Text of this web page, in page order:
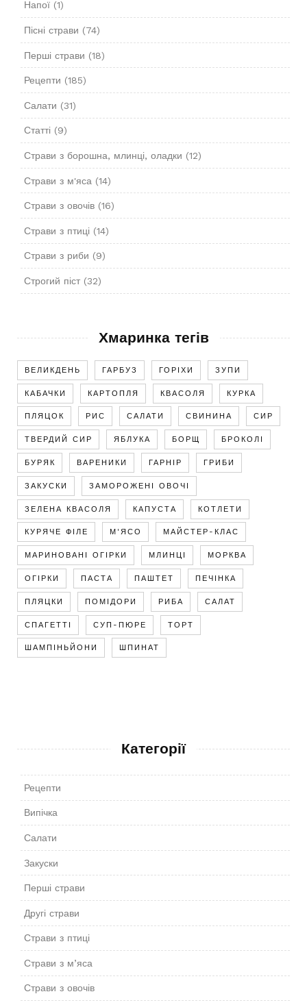
Напої(1)
Пісні страви (74)
Перші страви (18)
Рецепти (185)
Салати (31)
Статті (9)
Страви з борошна, млинці, оладки (12)
Страви з м'яса (14)
Страви з овочів(16)
Страви з птиці (14)
Страви з риби (9)
Строгий піст(32)
Хмаринка тегів
ВЕЛИКДЕНЬ ГАРБУЗ ГОРІХИ ЗУПИ
КАБАЧКИ КАРТОПЛЯ КВАСОЛЯ КУРКА
ПЛЯЦОК РИС САЛАТИ СВИНИНА СИР
ТВЕРДИЙ СИР ЯБЛУКА БОРЩ БРОКОЛІ
БУРЯК ВАРЕНИКИ ГАРНІР ГРИБИ
ЗАКУСКИ ЗАМОРОЖЕНІ ОВОЧІ
ЗЕЛЕНА КВАСОЛЯ КАПУСТА КОТЛЕТИ
КУРЯЧЕ ФІЛЕ М'ЯСО МАЙСТЕР-КЛАС
МАРИНОВАНІ ОГІРКИ МЛИНЦІ МОРКВА
ОГІРКИ ПАСТА ПАШТЕТ ПЕЧІНКА
ПЛЯЦКИ ПОМІДОРИ РИБА САЛАТ
СПАГЕТТІ СУП-ПЮРЕ ТОРТ
ШАМПІНЬЙОНИ ШПИНАТ
Категорії
Рецепти
Випічка
Салати
Закуски
Перші страви
Другі страви
Страви з птиці
Страви з м’яса
Страви з овочів